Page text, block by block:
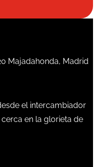
Majadahonda, Madrid
el intercambiador
cerca en la glorieta de